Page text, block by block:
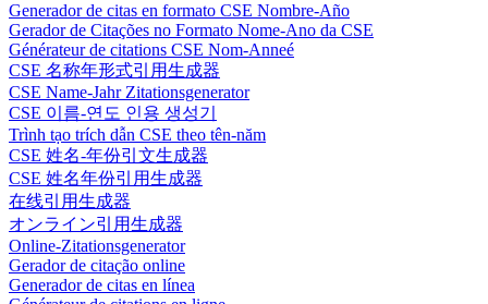
Generador de citas en formato CSE Nombre-Año
Gerador de Citações no Formato Nome-Ano da CSE
Générateur de citations CSE Nom-Anneé
CSE 名称年形式引用生成器
CSE Name-Jahr Zitationsgenerator
CSE 이름-연도 인용 생성기
Trình tạo trích dẫn CSE theo tên-năm
CSE 姓名-年份引文生成器
CSE 姓名年份引用生成器
在线引用生成器
オンライン引用生成器
Online-Zitationsgenerator
Gerador de citação online
Generador de citas en línea